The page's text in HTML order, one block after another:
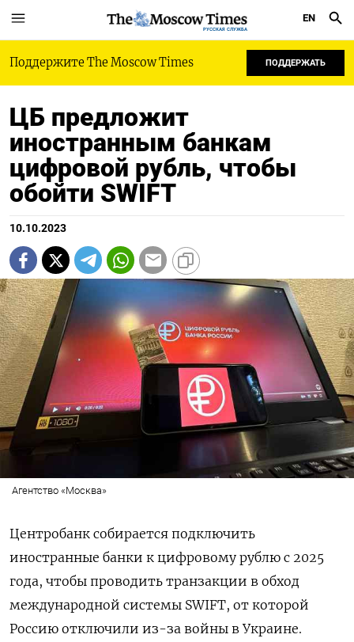
РУССКАЯ СЛУЖБА
EN
Поддержите The Moscow Times ПОДДЕРЖАТЬ
ЦБ предложит
иностранным банкам
цифровой рубль, чтобы
обойти SWIFT
10.10.2023
Агентство «Москва»
Центробанк собирается подключить
иностранные банки к цифровому рублю с 2025
года, чтобы проводить транзакции в обход
международной системы SWIFT, от которой
Россию отключили из-за войны в Украине.